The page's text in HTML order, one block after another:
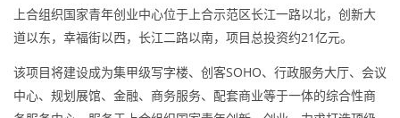
上合组织国家青年创业中心位于上合示范区长江一路以北，创新大
道以东，幸福街以西，长江二路以南，项目总投资约21亿元。
该项目将建设成为集甲级写字楼、创客SOHO、行政服务大厅、会议
中心、规划展馆、金融、商务服务、配套商业等于一体的综合性商